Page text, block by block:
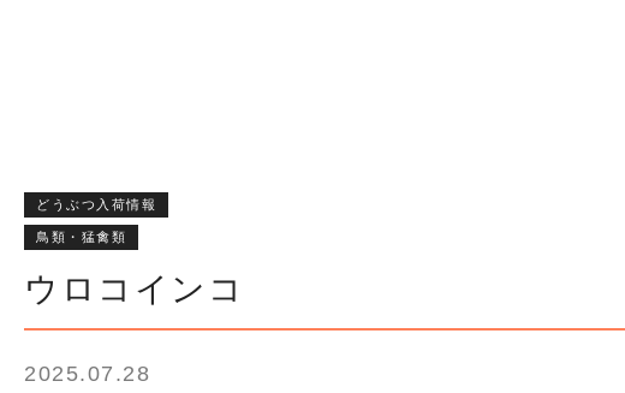
どうぶつ入荷情報
鳥類・猛禽類
ウロコインコ
2025.07.28